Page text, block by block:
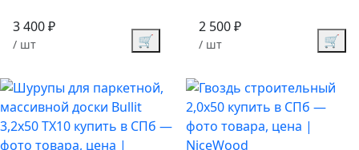
3 400 ₽
/ шт 🛒
2 500 ₽
/ шт 🛒